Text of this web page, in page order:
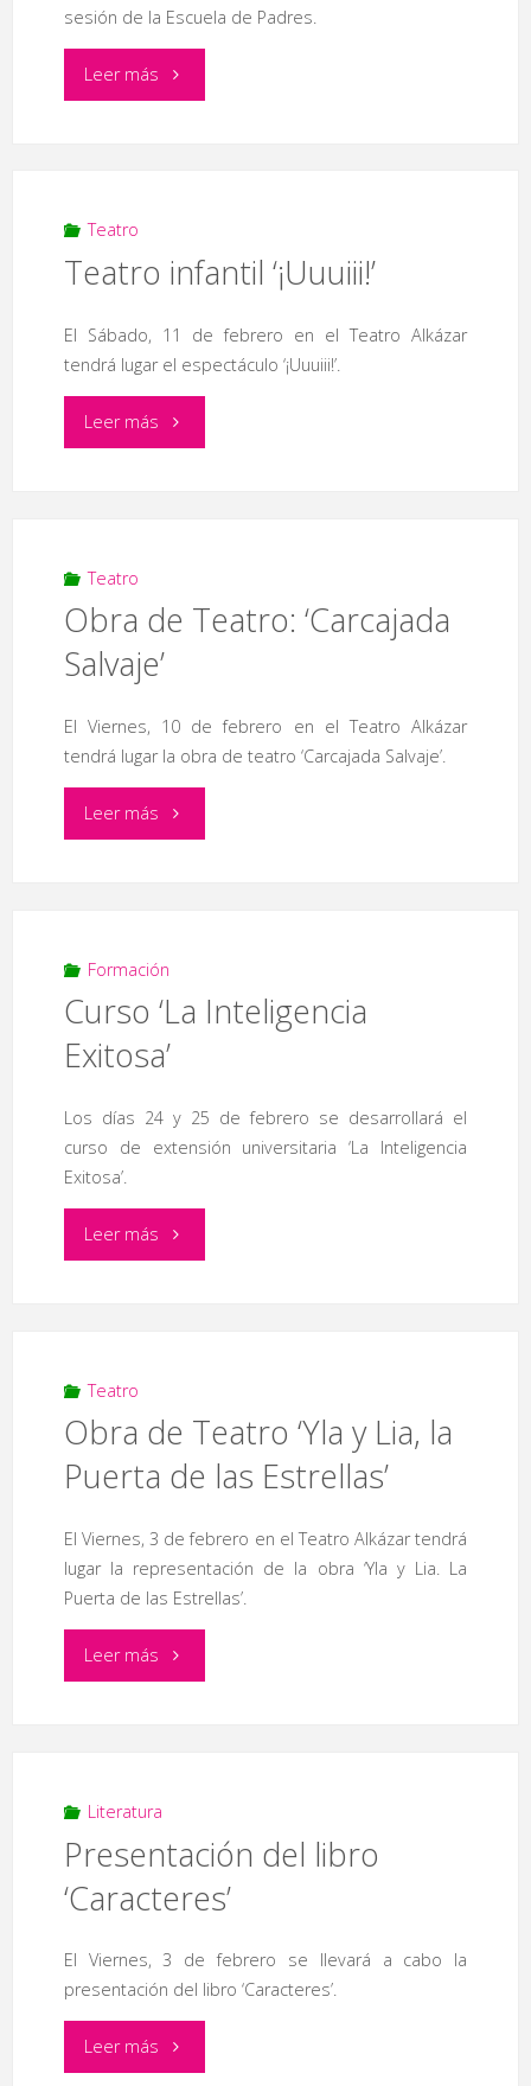
sesión de la Escuela de Padres.
Leer más"Tercera
Escuela
de
Padres"
Teatro
Teatro infantil ‘¡Uuuiii!’
El Sábado, 11 de febrero en el Teatro Alkázar
tendrá lugar el espectáculo ‘¡Uuuiii!’.
Leer más"Teatro
Teatro
Obra de Teatro: ‘Carcajada
Salvaje’
El Viernes, 10 de febrero en el Teatro Alkázar
tendrá lugar la obra de teatro ‘Carcajada Salvaje’.
Leer más"Obra
‘Carcajada
Salvaje’"
Formación
Curso ‘La Inteligencia
Exitosa’
Los días 24 y 25 de febrero se desarrollará el
curso de extensión universitaria ‘La Inteligencia
Exitosa’.
Leer más"Curso
Teatro
Obra de Teatro ‘Yla y Lia, la
Puerta de las Estrellas’
El Viernes, 3 de febrero en el Teatro Alkázar tendrá
lugar la representación de la obra ‘Yla y Lia. La
Puerta de las Estrellas’.
Leer más"Obra
‘Yla
y
Lia,
la
Literatura
Presentación del libro
‘Caracteres’
El Viernes, 3 de febrero se llevará a cabo la
presentación del libro ‘Caracteres’.
Leer más"Presentación